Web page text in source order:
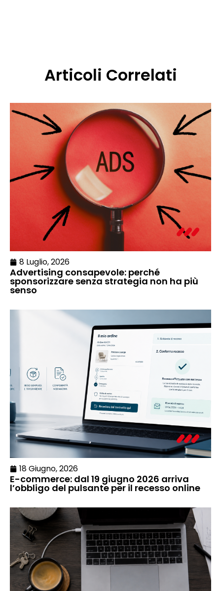
Articoli Correlati
8 Luglio, 2026
Advertising consapevole: perché
sponsorizzare senza strategia non ha più
senso
18 Giugno, 2026
E-commerce: dal 19 giugno 2026 arriva
l’obbligo del pulsante per il recesso online